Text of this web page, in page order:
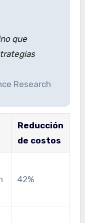
que
Research
Reducción
de costos
42%